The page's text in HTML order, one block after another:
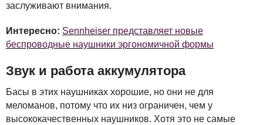
заслуживают внимания.
Интересно: Sennheiser представляет новые
беспроводные наушники эргономичной формы
Звук и работа аккумулятора
Басы в этих наушниках хорошие, но они не для
меломанов, потому что их низ ограничен, чем у
высококачественных наушников. Хотя это не самые